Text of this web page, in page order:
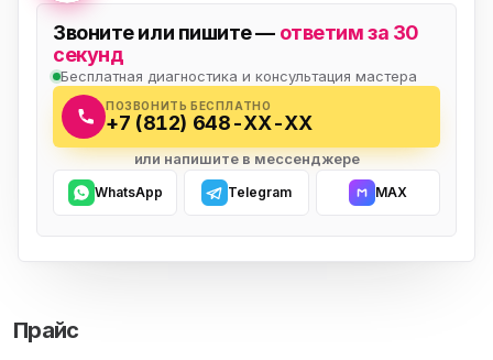
Звоните или пишите — ответим за 30
секунд
Бесплатная диагностика и консультация мастера
ПОЗВОНИТЬ БЕСПЛАТНО
+7 (812) 648-XX-XX
или напишите в мессенджере
WhatsApp Telegram MAX
Прайс